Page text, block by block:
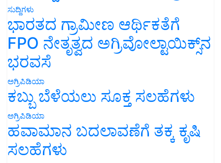
ಸುದ್ದಿಗಳು
ಭಾರತದ ಗ್ರಾಮೀಣ ಆರ್ಥಿಕತೆಗೆ
FPO ನೇತೃತ್ವದ ಅಗ್ರಿವೋಲ್ಟಾಯಿಕ್ಸ್‌ನ
ಭರವಸೆ
ಅಗ್ರಿಪಿಡಿಯಾ
ಕಬ್ಬು ಬೆಳೆಯಲು ಸೂಕ್ತ ಸಲಹೆಗಳು
ಅಗ್ರಿಪಿಡಿಯಾ
ಹವಾಮಾನ ಬದಲಾವಣೆಗೆ ತಕ್ಕ ಕೃಷಿ
ಸಲಹೆಗಳು